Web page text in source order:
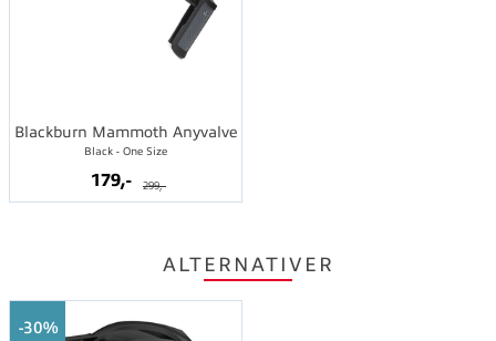
Blackburn Mammoth Anyvalve
Black - One Size
179,- 299,-
ALTERNATIVER
30%